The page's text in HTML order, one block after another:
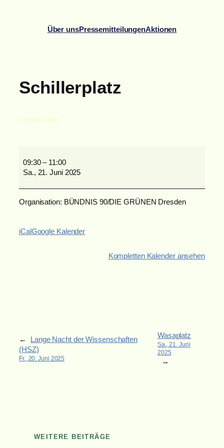
Über unsPressemitteilungenAktionen
Schillerplatz
Verfasst vonin
09:30 – 11:00
Sa., 21. Juni 2025
Organisation: BÜNDNIS 90/DIE GRÜNEN Dresden
iCalGoogle Kalender
Kompletten Kalender ansehen
←
Lange Nacht der Wissenschaften
(HSZ)
Fr., 20. Juni 2025
Wasaplatz
Sa., 21. Juni
2025
→
WEITERE BEITRÄGE